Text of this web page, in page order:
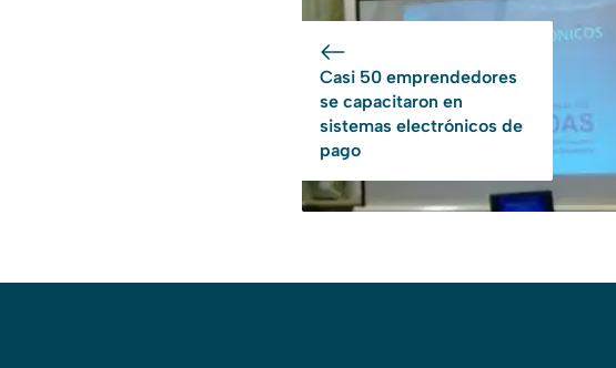
Casi 50 emprendedores
se capacitaron en
sistemas electrónicos de
pago